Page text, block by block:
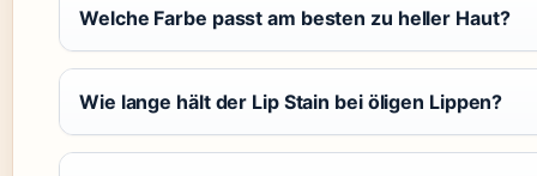
Welche Farbe passt am besten zu heller Haut?
Wie lange hält der Lip Stain bei öligen Lippen?